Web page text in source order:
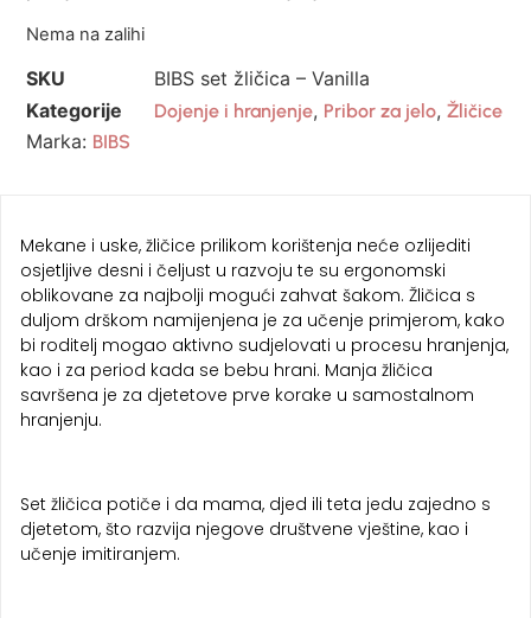
Nema na zalihi
SKU
BIBS set žličica – Vanilla
Kategorije
Dojenje i hranjenje, Pribor za jelo,Žličice
Marka: BIBS
Mekane i uske, žličice prilikom korištenja neće ozlijediti
osjetljive desni i čeljust u razvoju te su ergonomski
oblikovane za najbolji mogući zahvat šakom. Žličica s
duljom drškom namijenjena je za učenje primjerom, kako
bi roditelj mogao aktivno sudjelovati u procesu hranjenja,
kao i za period kada se bebu hrani. Manja žličica
savršena je za djetetove prve korake u samostalnom
hranjenju.
Set žličica potiče i da mama, djed ili teta jedu zajedno s
djetetom, što razvija njegove društvene vještine, kao i
učenje imitiranjem.